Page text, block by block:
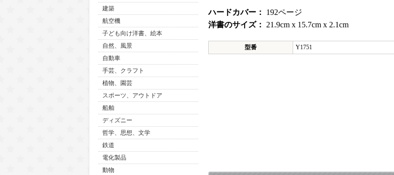
建築
航空機
子ども向け洋書、絵本
自然、風景
自動車
手芸、クラフト
植物、園芸
スポーツ、アウトドア
船舶
ディズニー
哲学、思想、文学
鉄道
電化製品
動物
ハードカバー：
192ページ
洋書のサイズ： 21.9cm x 15.7cm x 2.1cm
型番 Y1751